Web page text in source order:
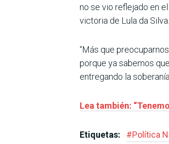
no se vio reflejado en
victoria de Lula da Silva.
“Más que
porque ya sabemos
entregando la
Lea también:
Etiquetas: #Política